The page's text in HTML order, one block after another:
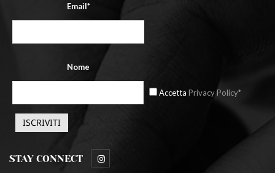
Email*
Nome
Accetta Privacy Policy*
STAY CONNECT